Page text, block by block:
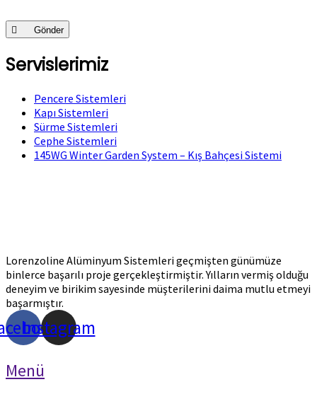
Gönder
Servislerimiz
Pencere Sistemleri
Kapı Sistemleri
Sürme Sistemleri
Cephe Sistemleri
145WG Winter Garden System – Kış Bahçesi Sistemi
Lorenzoline Alüminyum Sistemleri geçmişten günümüze
binlerce başarılı proje gerçekleştirmiştir. Yılların vermiş olduğu
deneyim ve birikim sayesinde müşterilerini daima mutlu etmeyi
başarmıştır.
Instagram
Menü